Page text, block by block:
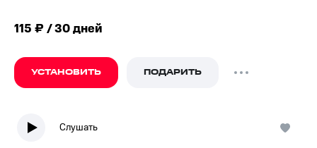
115 ₽ / 30 дней
УСТАНОВИТЬ ПОДАРИТЬ
Слушать